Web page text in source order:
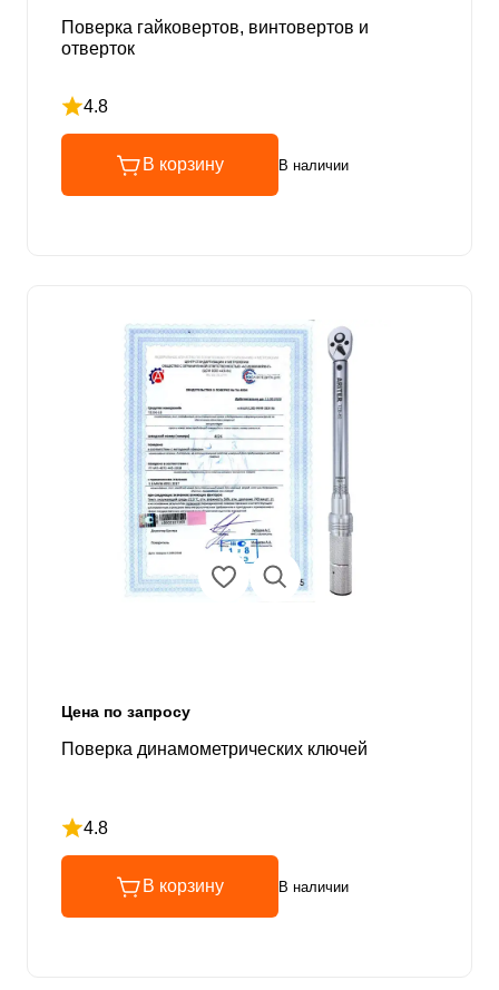
Поверка гайковертов, винтовертов и
отверток
4.8
Рейтинг 4.8 из 5
В корзину В наличии
Цена по запросу
Поверка динамометрических ключей
4.8
Рейтинг 4.8 из 5
В корзину В наличии